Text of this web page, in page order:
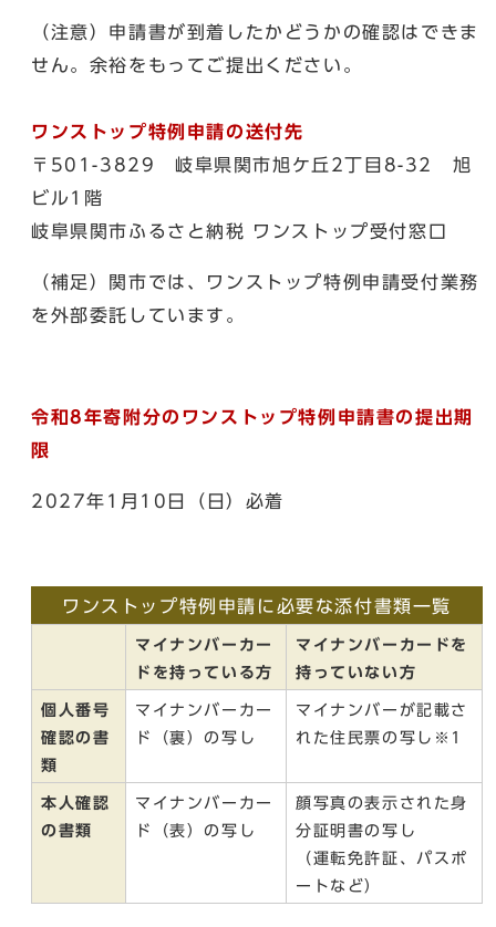
（注意）申請書が到着したかどうかの確認はできま
せん。余裕をもってご提出ください。
ワンストップ特例申請の送付先
〒501-3829 岐阜県関市旭ケ丘2丁目8-32 旭
ビル1階
岐阜県関市ふるさと納税 ワンストップ受付窓口
（補足）関市では、ワンストップ特例申請受付業務
を外部委託しています。
令和8年寄附分のワンストップ特例申請書の提出期
限
2027年1月10日（日）必着
ワンストップ特例申請に必要な添付書類一覧
マイナンバーカー
ドを持っている方
マイナンバーカードを
持っていない方
個人番号
確認の書
類
マイナンバーカー
ド（裏）の写し
マイナンバーが記載さ
れた住民票の写し※1
本人確認
の書類
マイナンバーカー
ド（表）の写し
顔写真の表示された身
分証明書の写し
（運転免許証、パスポ
ートなど）